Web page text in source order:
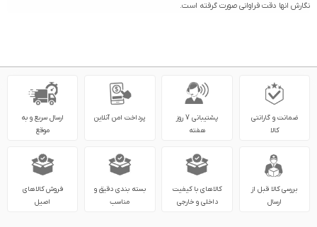
نگارش انها دقت فراوانی صورت گرفته است.
ضمانت و گارانتی
کالا
پشتیبانی 7 روز
هفته
پرداخت امن آنلاین
ارسال سریع و به
موقع
بررسی کالا قبل از
ارسال
کالاهای با کیفیت
داخلی و خارجی
بسته بندی دقیق و
مناسب
فروش کالاهای
اصیل